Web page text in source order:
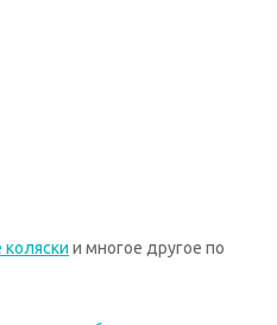
и многое другое по